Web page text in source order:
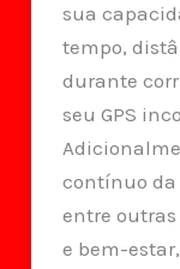
sua
tempo,
durante
seu GPS
contínuo da
entre
e bem-